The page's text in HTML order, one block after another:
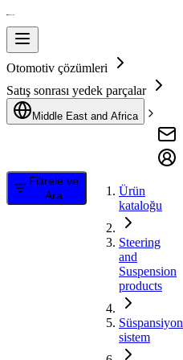
Otomotiv çözümleri
Satış sonrası yedek parçalar
Middle East and Africa
Filtrele ve
Ara
Ürün
kataloğu
Steering
and
Suspension
products
Süspansiyon
sistem